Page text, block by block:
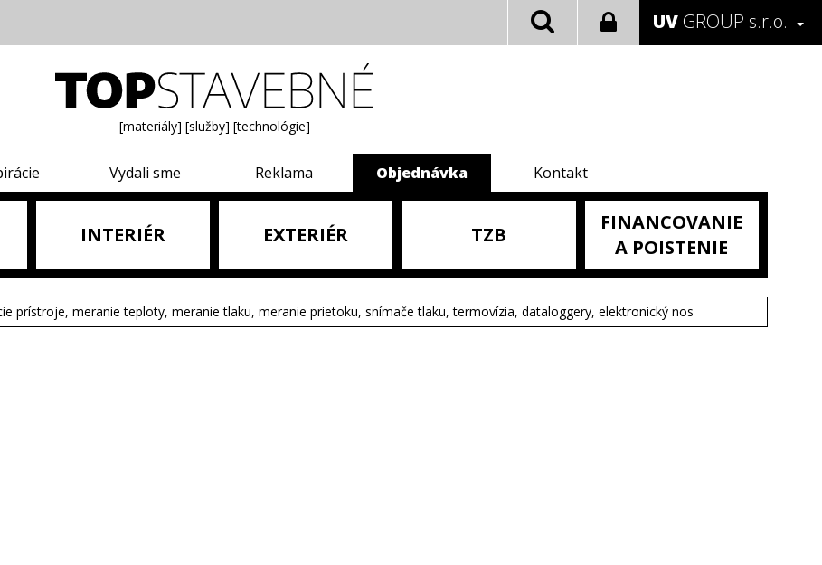
UV GROUP s.r.o.
[materiály] [služby] [technológie]
Vydali sme Reklama Objednávka Kontakt
INTERIÉR EXTERIÉR TZB
FINANCOVANIE
A POISTENIE
prístroje, meranie teploty, meranie tlaku, meranie prietoku, snímače tlaku, termovízia, dataloggery, elektronický nos